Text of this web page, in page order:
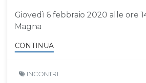
Giovedì 6 febbraio 2020 alle ore
Magna
CONTINUA
INCONTRI